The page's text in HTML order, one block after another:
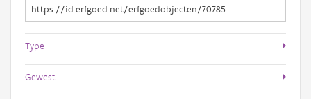
Type
Gewest